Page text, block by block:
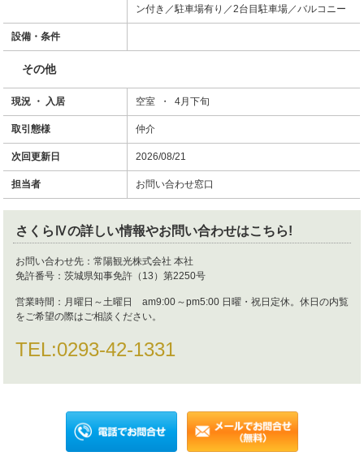
ン付き／駐車場有り／2台目駐車場／バルコニー
設備・条件
その他
現況 ・ 入居 空室 ・ 4月下旬
取引態様 仲介
次回更新日 2026/08/21
担当者 お問い合わせ窓口
さくらⅣの詳しい情報やお問い合わせはこちら!
お問い合わせ先： 常陽観光株式会社 本社
免許番号： 茨城県知事免許（13）第2250号
営業時間： 月曜日～土曜日 am9:00～pm5:00 日曜・祝日定休。休日の内覧
をご希望の際はご相談ください。
TEL:0293-42-1331